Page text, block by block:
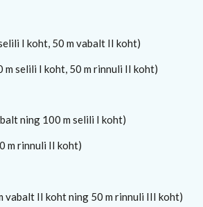
I koht, 50 m vabalt II koht)
m selili I koht, 50 m rinnuli II koht)
ning 100 m selili I koht)
m rinnuli II koht)
vabalt II koht ning 50 m rinnuli III koht)